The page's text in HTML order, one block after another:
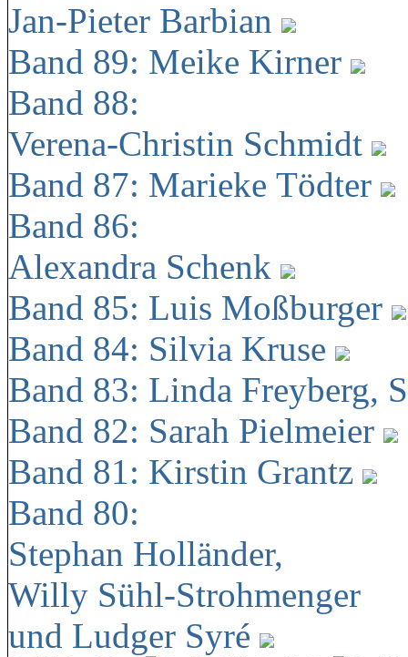
Jan-Pieter Barbian
Band 89: Meike Kirner
Band 88:
Verena-Christin Schmidt
Band 87: Marieke Tödter
Band 86:
Alexandra Schenk
Band 85: Luis Moßburger
Band 84: Silvia Kruse
Band 83: Linda Freyberg,
Band 82: Sarah Pielmeier
Band 81: Kirstin Grantz
Band 80:
Stephan Holländer,
Willy Sühl-Strohmenger
und Ludger Syré